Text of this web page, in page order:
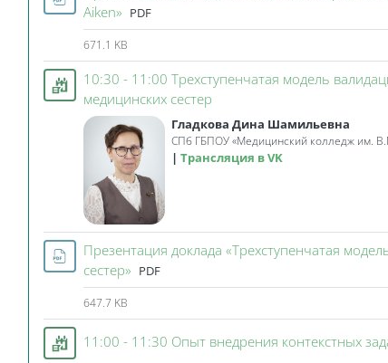
Aiken» File
PDF
671.1 KB
10:30 - 11:00 Трехступенчатая модель
медицинских сестер
Гладкова Дина Шамильевна
СПб ГБПОУ «Медицинский колледж им.
Трансляция в VK
Презентация доклада «Трехступенчатая
сестер» File
PDF
647.7 KB
11:00 - 11:30 Опыт внедрения контекстных